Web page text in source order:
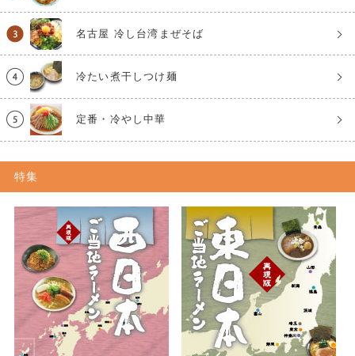
名古屋 冷し台湾まぜそば
冷たい煮干しつけ麺
定番・冷やし中華
特集